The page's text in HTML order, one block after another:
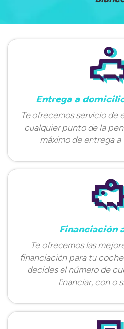
Entrega a
Te ofrecemos servicio de
cualquier punto de la
máximo de entrega a
Financiación
Te ofrecemos las
financiación para tu
decides el número de
financiar, con o